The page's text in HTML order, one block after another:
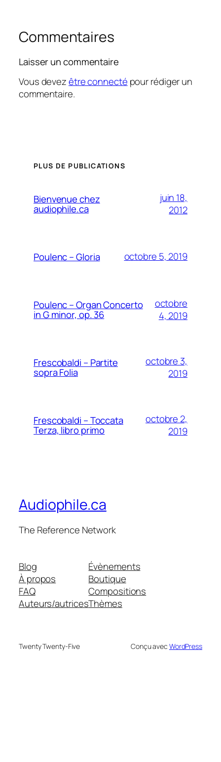
Commentaires
Laisser un commentaire
Vous devezêtre connecté pour rédiger un
commentaire.
PLUS DE PUBLICATIONS
Bienvenue chez
audiophile.ca
juin 18,
2012
Poulenc – Gloria octobre 5, 2019
Poulenc – Organ Concerto
in G minor, op. 36
octobre
4, 2019
Frescobaldi – Partite
sopra Folia
octobre 3,
2019
Frescobaldi – Toccata
Terza, libro primo
octobre 2,
2019
Audiophile.ca
The Reference Network
Blog
À propos
FAQ
Auteurs/autrices
Évènements
Boutique
Compositions
Thèmes
Twenty Twenty-Five Conçu avec WordPress